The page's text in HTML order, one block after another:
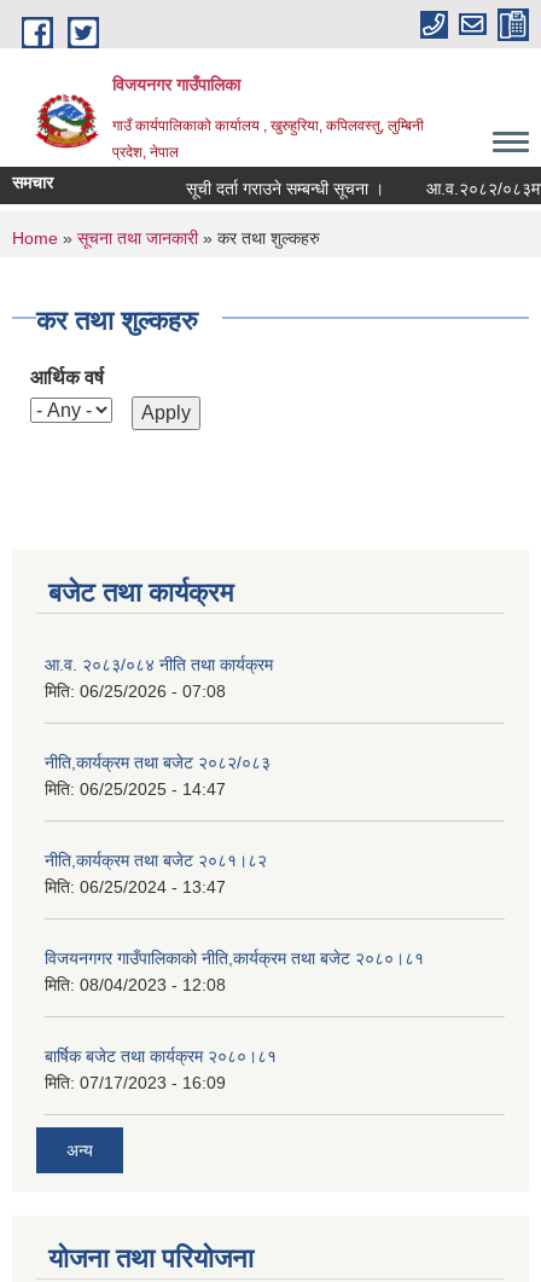
Skip to main content
विजयनगर गाउँपालिका
गाउँ कार्यपालिकाको कार्यालय , खुरुहुरिया, कपिलवस्तु, लुम्बिनी
प्रदेश, नेपाल
समचार सूची दर्ता गराउने सम्बन्धी सूचना । आ.व.२०८२/०८३मा
You are here
Home » सूचना तथा जानकारी» कर तथा शुल्कहरु
कर तथा शुल्कहरु
आर्थिक वर्ष
बजेट तथा कार्यक्रम
आ.व. २०८३/०८४ नीति तथा कार्यक्रम
मिति: 06/25/2026 - 07:08
नीति,कार्यक्रम तथा बजेट २०८२/०८३
मिति: 06/25/2025 - 14:47
नीति,कार्यक्रम तथा बजेट २०८१।८२
मिति: 06/25/2024 - 13:47
विजयनगगर गाउँपालिकाको नीति,कार्यक्रम तथा बजेट २०८०।८१
मिति: 08/04/2023 - 12:08
बार्षिक बजेट तथा कार्यक्रम २०८०।८१
मिति: 07/17/2023 - 16:09
अन्य
योजना तथा परियोजना